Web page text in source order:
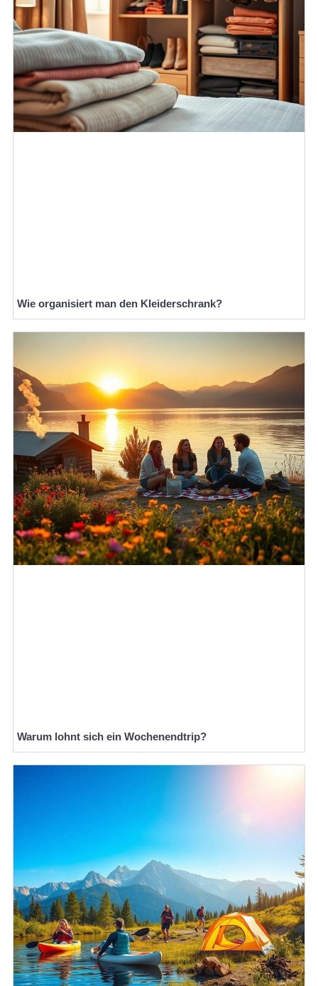
Wie organisiert man den Kleiderschrank?
Warum lohnt sich ein Wochenendtrip?